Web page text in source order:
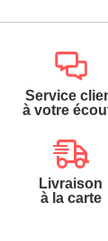
Service
à votre
Livraison
à la carte